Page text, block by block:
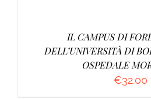
IL CAMPUS DI
DELL’UNIVERSITÀ DI
OSPEDALE
€32.00